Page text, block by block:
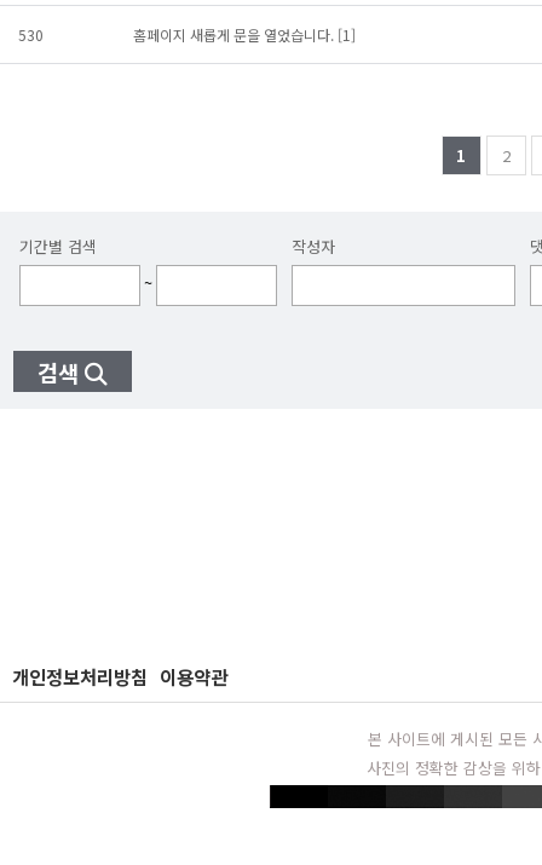
530 홈페이지 새롭게 문을 열었습니다. [1]
1 2
기간별 검색
~
작성자
검색
개인정보처리방침 이용약관
본 사이트에 게시된 모든
사진의 정확한 감상을 위